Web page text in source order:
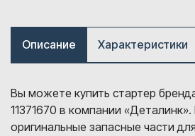
Описание Характеристики
Вы можете купить стартер
11371670 в компании
оригинальные запасные части